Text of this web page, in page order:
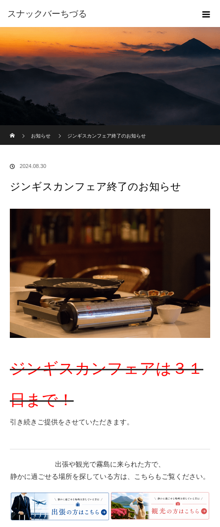
スナックバーちづる
お知らせ
ジンギスカンフェア終了のお知らせ
2024.08.30
ジンギスカンフェア終了のお知らせ
ジンギスカンフェアは３１
日まで！
引き続きご提供をさせていただきます。
出張や観光で霧島に来られた方で、
静かに過ごせる場所を探している方は、こちらもご覧ください。